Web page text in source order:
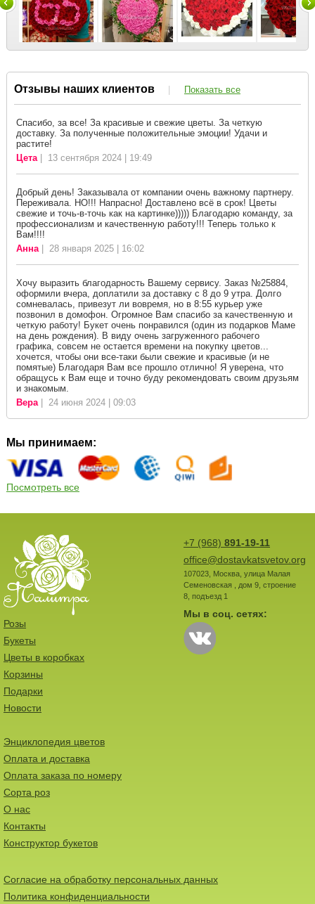
Отзывы наших клиентов | Показать все
Спасибо, за все! За красивые и свежие цветы. За четкую
доставку. За полученные положительные эмоции! Удачи и
растите!
Цета| 13 сентября 2024 | 19:49
Добрый день! Заказывала от компании очень важному партнеру.
Переживала. НО!!! Напрасно! Доставлено всё в срок! Цветы
свежие и точь-в-точь как на картинке))))) Благодарю команду, за
профессионализм и качественную работу!!! Теперь только к
Вам!!!!
Анна| 28 января 2025 | 16:02
Хочу выразить благодарность Вашему сервису. Заказ №25884,
оформили вчера, доплатили за доставку с 8 до 9 утра. Долго
сомневалась, привезут ли вовремя, но в 8:55 курьер уже
позвонил в домофон. Огромное Вам спасибо за качественную и
четкую работу! Букет очень понравился (один из подарков Маме
на день рождения). В виду очень загруженного рабочего
графика, совсем не остается времени на покупку цветов...
хочется, чтобы они все-таки были свежие и красивые (и не
помятые) Благодаря Вам все прошло отлично! Я уверена, что
обращусь к Вам еще и точно буду рекомендовать своим друзьям
и знакомым.
Вера| 24 июня 2024 | 09:03
Мы принимаем:
Посмотреть все
+7 (968) 891-19-11
office@dostavkatsvetov.org
107023, Москва, улица Малая
Семеновская , дом 9, строение
8, подъезд 1
Мы в соц. сетях:
Розы
Букеты
Цветы в коробках
Корзины
Подарки
Новости
Энциклопедия цветов
Оплата и доставка
Оплата заказа по номеру
Сорта роз
О нас
Контакты
Конструктор букетов
Согласие на обработку персональных данных
Политика конфиденциальности